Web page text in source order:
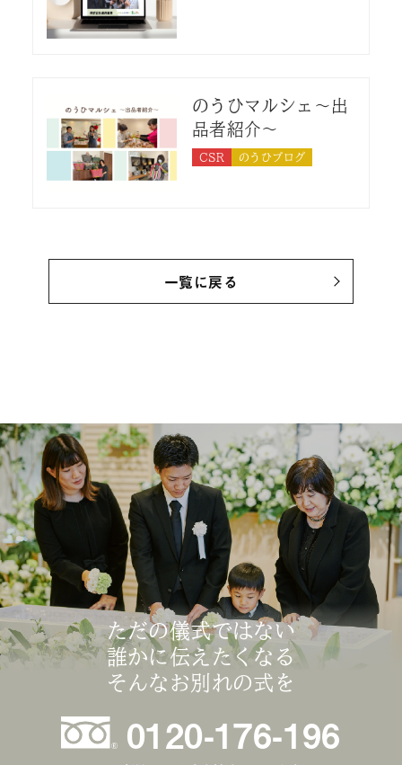
のうひマルシェ〜出
品者紹介〜
CSR のうひブログ
一覧に戻る
ただの儀式ではない
誰かに伝えたくなる
そんなお別れの式を
0120-176-196